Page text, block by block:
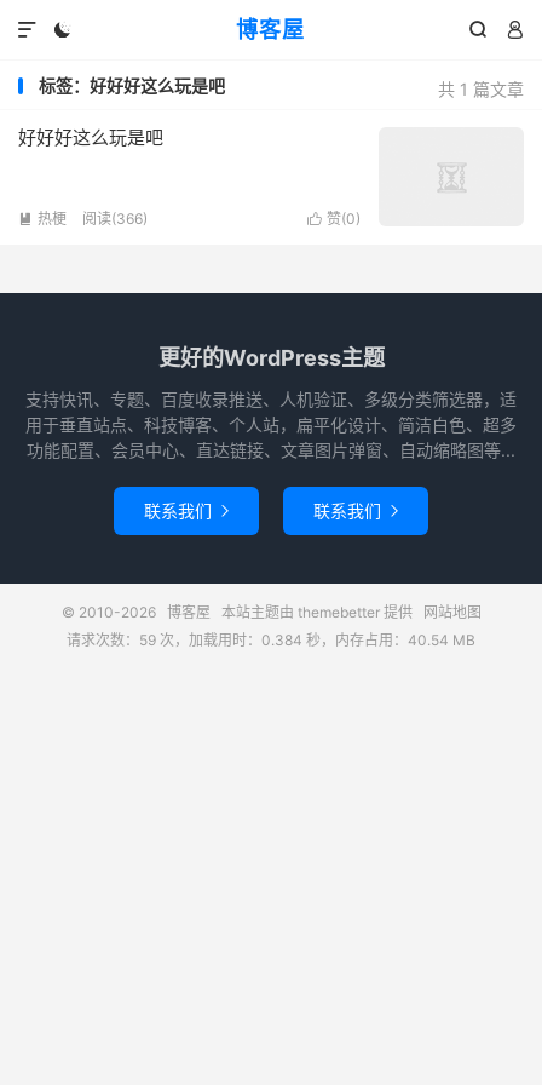
博客屋
  

共 1 篇文章
标签：好好好这么玩是吧
好好好这么玩是吧
 赞(0)
 热梗 阅读(366)
更好的WordPress主题
支持快讯、专题、百度收录推送、人机验证、多级分类筛选器，适
用于垂直站点、科技博客、个人站，扁平化设计、简洁白色、超多
功能配置、会员中心、直达链接、文章图片弹窗、自动缩略图等...
联系我们  联系我们 
© 2010-2026 博客屋 本站主题由 themebetter提供
网站地图
请求次数：59 次，加载用时：0.384 秒，内存占用：40.54 MB